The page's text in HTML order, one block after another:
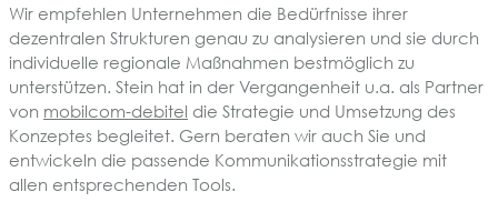
Wir empfehlen Unternehmen die Bedürfnisse ihrer
dezentralen Strukturen genau zu analysieren und sie durch
individuelle regionale Maßnahmen bestmöglich zu
unterstützen. Stein hat in der Vergangenheit u.a. als Partner
von mobilcom-debitel die Strategie und Umsetzung des
Konzeptes begleitet. Gern beraten wir auch Sie und
entwickeln die passende Kommunikationsstrategie mit
allen entsprechenden Tools.